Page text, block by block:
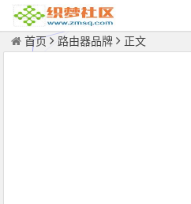
首页 路由器品牌 正文